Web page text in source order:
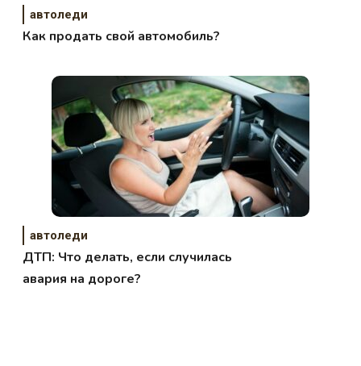
автоледи
Как продать свой автомобиль?
автоледи
ДТП: Что делать, если случилась
авария на дороге?